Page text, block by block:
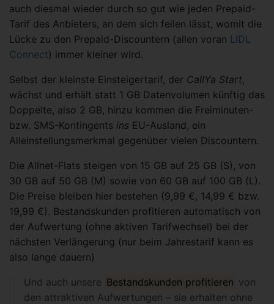
auch diesmal wieder durch so gut wie jeden Prepaid-
Tarif des Anbieters, an dem sich feilen lässt, womit die
Lücke zu den Prepaid-Discountern (allen voran LIDL
Connect) immer kleiner wird.
Selbst der kleinste Einsteigertarif, der CallYa Start,
wächst und erhält statt 1 GB Datenvolumen künftig das
Doppelte, also 2 GB, hinzu kommen die Freiminuten-
bzw. SMS-Kontingents ins EU-Ausland, ein
Alleinstellungsmerkmal gegenüber vielen Discountern.
Die Allnet-Flats steigen von 15 GB auf 25 GB (S), von
30 GB auf 50 GB (M) sowie von 60 GB auf 100 GB (L).
Die Preise bleiben hier bestehen (9,99 €, 14,99 € bzw.
19,99 €). Bestandskunden profitieren automatisch von
der Aufwertung (ohne aktiven Tarifwechsel) bei der
nächsten Verlängerung (nur beim Jahrestarif kann es
also lange dauern)
Und auch unsere Bestandskunden profitieren von
den attraktiven Aufwertungen – sie erhalten ohne